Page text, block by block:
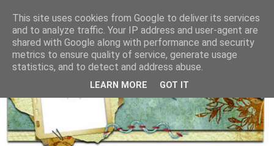
This site uses cookies from Google to deliver its services
and to analyze traffic. Your IP address and user-agent are
shared with Google along with performance and security
metrics to ensure quality of service, generate usage
statistics, and to detect and address abuse.
LEARN MORE GOT IT